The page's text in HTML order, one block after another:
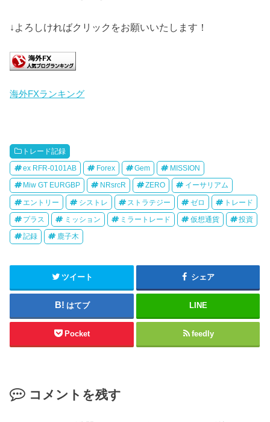
↓よろしければクリックをお願いいたします！
海外FXランキング
トレード記録
ex RFR-0101AB Forex Gem MISSION
Miw GT EURGBP NRsrcR ZERO イーサリアム
エントリー シストレ ストラテジー ゼロ トレード
プラス ミッション ミラートレード 仮想通貨 投資
記録 鹿子木
ツイート シェア
はてブ LINE
Pocket feedly
コメントを残す